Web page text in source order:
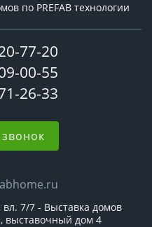
по PREFAB технологии
77-20
00-55
26-33
7/7 - Выставка домов
выставочный дом 4